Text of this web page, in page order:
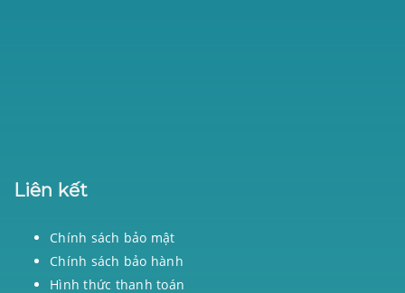
Liên kết
Chính sách bảo mật
Chính sách bảo hành
Hình thức thanh toán